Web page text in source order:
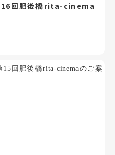
16回肥後橋rita-cinema